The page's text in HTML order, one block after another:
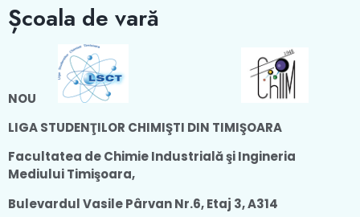
Școala de vară
NOU
LIGA STUDENŢILOR CHIMIŞTI DIN TIMIŞOARA
Facultatea de Chimie Industrială şi Ingineria
Mediului Timişoara,
Bulevardul Vasile Pârvan Nr.6, Etaj 3, A314